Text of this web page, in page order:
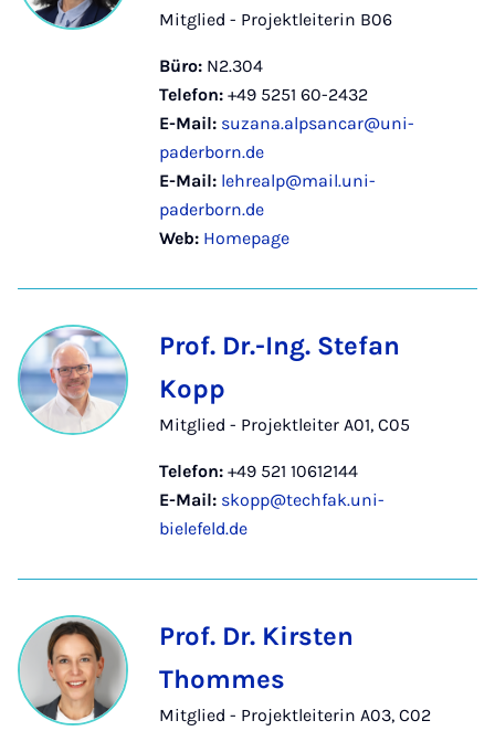
Mitglied - Projektleiterin B06
Büro: N2.304
Telefon: +49 5251 60-2432
E-Mail: suzana.alpsancar@uni-
paderborn.de
E-Mail: lehrealp@mail.uni-
paderborn.de
Web: Homepage
Prof. Dr.-Ing. Stefan
Kopp
Mitglied - Projektleiter A01, C05
Telefon: +49 521 10612144
E-Mail: skopp@techfak.uni-
bielefeld.de
Prof. Dr. Kirsten
Thommes
Mitglied - Projektleiterin A03, C02